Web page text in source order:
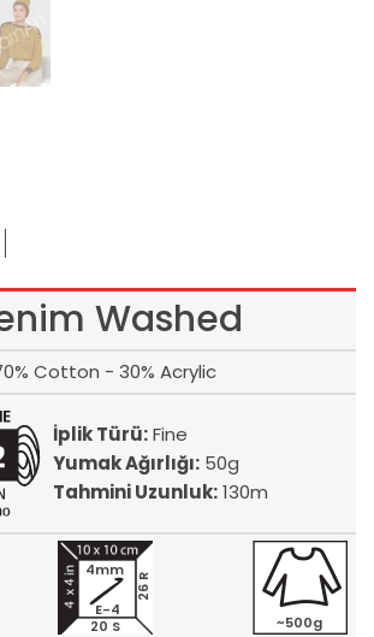
Washed
Cotton - 30% Acrylic
İplik Türü:Fine
Yumak Ağırlığı:50g
Tahmini Uzunluk:130m
20 S
26 R
4mm
E-4
~500g